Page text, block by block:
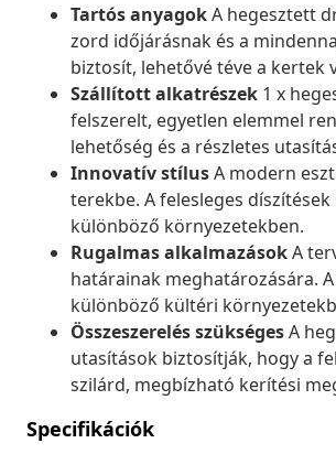
Tartós anyagokA hegesztett
zord időjárásnak és a
biztosít, lehetővé téve a kertek
Szállított alkatrészek 1 x
felszerelt, egyetlen elemmel
lehetőség és a részletes
Innovatív stílusA modern
terekbe. A felesleges
különböző környezetekben.
Rugalmas alkalmazásokA
határainak meghatározására.
különböző kültéri
Összeszerelés szükségesA
utasítások biztosítják, hogy a
szilárd, megbízható kerítési
Specifikációk